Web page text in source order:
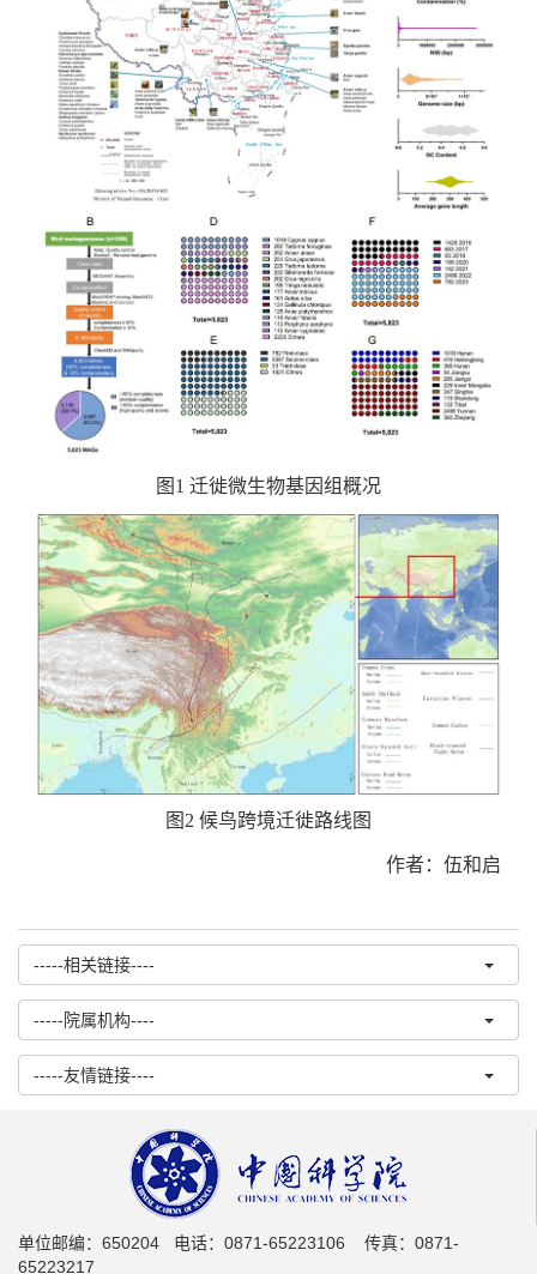
图1 迁徙微生物基因组概况
图2 候鸟跨境迁徙路线图
作者：伍和启
-----相关链接----
-----院属机构----
-----友情链接----
单位邮编：650204 电话：0871-65223106 传真：0871-
65223217